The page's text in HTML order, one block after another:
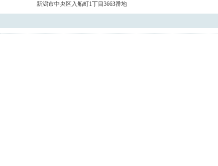
新潟市中央区入船町1丁目3663番地